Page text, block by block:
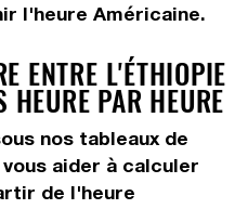
l'heure Américaine.
ENTRE L'ÉTHIOPIE
HEURE PAR HEURE
nos tableaux de
aider à calculer
de l'heure